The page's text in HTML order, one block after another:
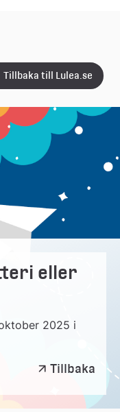
Tillbaka till Lulea.se
eller
2025 i
Kultur
skolan
Tillbaka